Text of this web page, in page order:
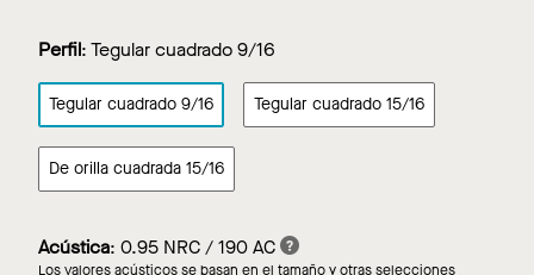
Perfil:Tegular cuadrado 9/16
Tegular cuadrado 9/16 Tegular cuadrado 15/16
De orilla cuadrada 15/16
Acústica: 0.95 NRC / 190 AC
Los valores acústicos se basan en el tamaño y otras selecciones